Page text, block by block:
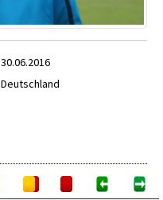
30.06.2016
Deutschland